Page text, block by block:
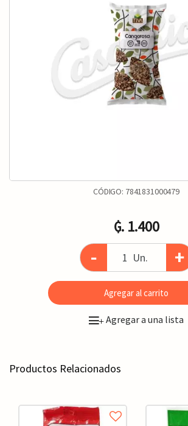
CÓDIGO: 7841831000479
₲. 1.400
- Un. +
Agregar al carrito
+Agregar a una lista
Productos Relacionados